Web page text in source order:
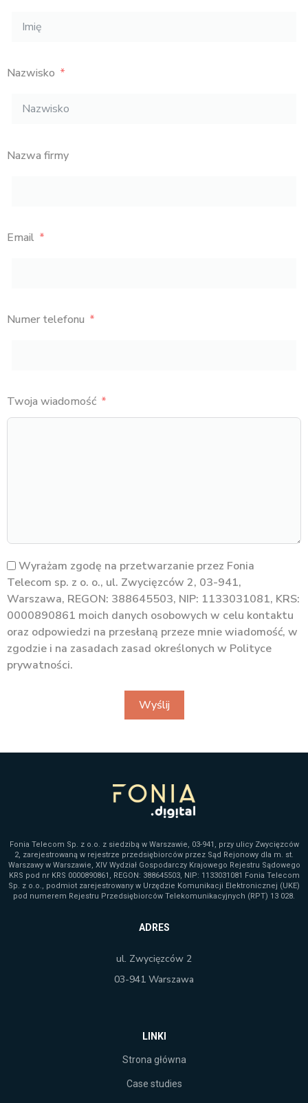
Nazwisko
Nazwa firmy
Email
Numer telefonu
Twoja wiadomość
Wyrażam zgodę na przetwarzanie przez Fonia
Telecom sp. z o. o., ul. Zwycięzców 2, 03-941,
Warszawa, REGON: 388645503, NIP: 1133031081, KRS:
0000890861 moich danych osobowych w celu kontaktu
oraz odpowiedzi na przesłaną przeze mnie wiadomość, w
zgodzie i na zasadach zasad określonych w Polityce
prywatności.
Wyślij
Fonia Telecom Sp. z o.o. z siedzibą w Warszawie, 03-941, przy ulicy Zwycięzców
2, zarejestrowaną w rejestrze przedsiębiorców przez Sąd Rejonowy dla m. st.
Warszawy w Warszawie, XIV Wydział Gospodarczy Krajowego Rejestru Sądowego
KRS pod nr KRS 0000890861, REGON: 388645503, NIP: 1133031081 Fonia Telecom
Sp. z o.o., podmiot zarejestrowany w Urzędzie Komunikacji Elektronicznej (UKE)
pod numerem Rejestru Przedsiębiorców Telekomunikacyjnych (RPT) 13 028.
ADRES
ul. Zwycięzców 2
03-941 Warszawa
LINKI
Strona główna
Case studies